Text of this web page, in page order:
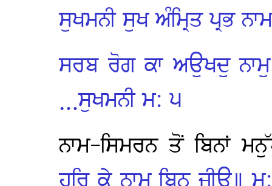
ਸੁਖਮਨੀ ਸੁਖ ਅੰਮ੍ਰਿਤ ਪ੍ਰਭ
ਸਰਬ ਰੋਗ ਕਾ ਅਉਖਦੁ
…ਸੁਖਮਨੀ ਮ: ੫
ਨਾਮ-ਸਿਮਰਨ ਤੋਂ ਬਿਨਾਂ